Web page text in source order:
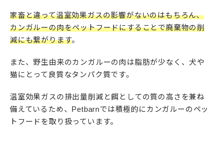
家畜と違って温室効果ガスの影響がないのはもちろん、
カンガルーの肉をペットフードにすることで廃棄物の削
減にも繋がります。
また、野生由来のカンガルーの肉は脂肪が少なく、犬や
猫にとって良質なタンパク質です。
温室効果ガスの排出量削減と餌としての質の高さを兼ね
備えているため、Petbarnでは積極的にカンガルーのペッ
トフードを取り扱っています。